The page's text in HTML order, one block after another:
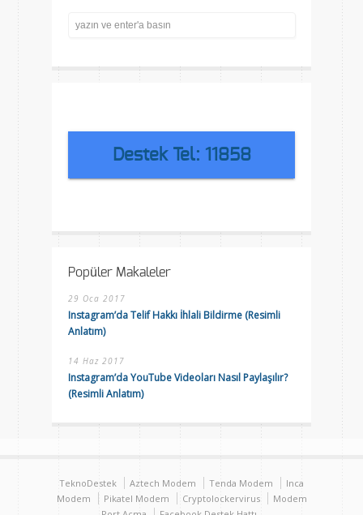
Destek Tel: 11858
Popüler Makaleler
29 Oca 2017
Instagram’da Telif Hakkı İhlali Bildirme (Resimli
Anlatım)
14 Haz 2017
Instagram’da YouTube Videoları Nasıl Paylaşılır?
(Resimli Anlatım)
TeknoDestek Aztech Modem Tenda Modem
Inca
Modem
Pikatel Modem Cryptolockervirus
Modem